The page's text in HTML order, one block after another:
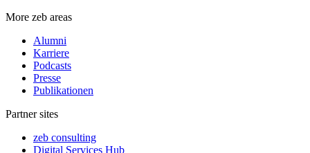
More zeb areas
Alumni
Karriere
Podcasts
Presse
Publikationen
Partner sites
zeb consulting
Digital Services Hub